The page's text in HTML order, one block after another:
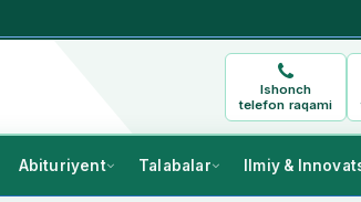
Ishonch
telefon raqami
Abituriyent Talabalar Ilmiy &